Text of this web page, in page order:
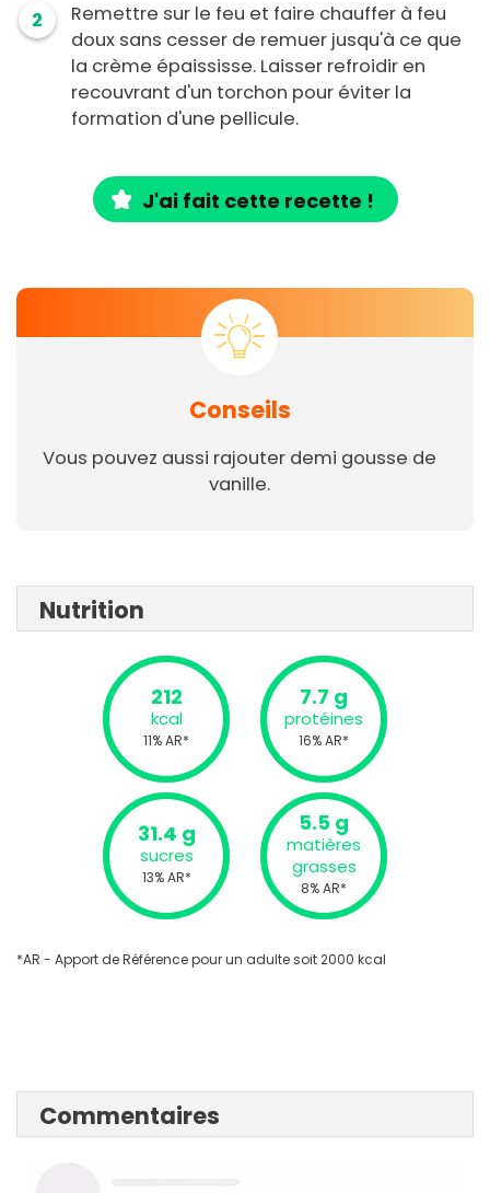
2
Remettre sur le feu et faire chauffer à feu
doux sans cesser de remuer jusqu'à ce que
la crème épaississe. Laisser refroidir en
recouvrant d'un torchon pour éviter la
formation d'une pellicule.
J'ai fait cette recette !
Conseils
Vous pouvez aussi rajouter demi gousse de
vanille.
Nutrition
212
kcal
11% AR*
7.7 g
protéines
16% AR*
31.4 g
sucres
13% AR*
5.5 g
matières
grasses
8% AR*
*AR - Apport de Référence pour un adulte soit 2000 kcal
Commentaires